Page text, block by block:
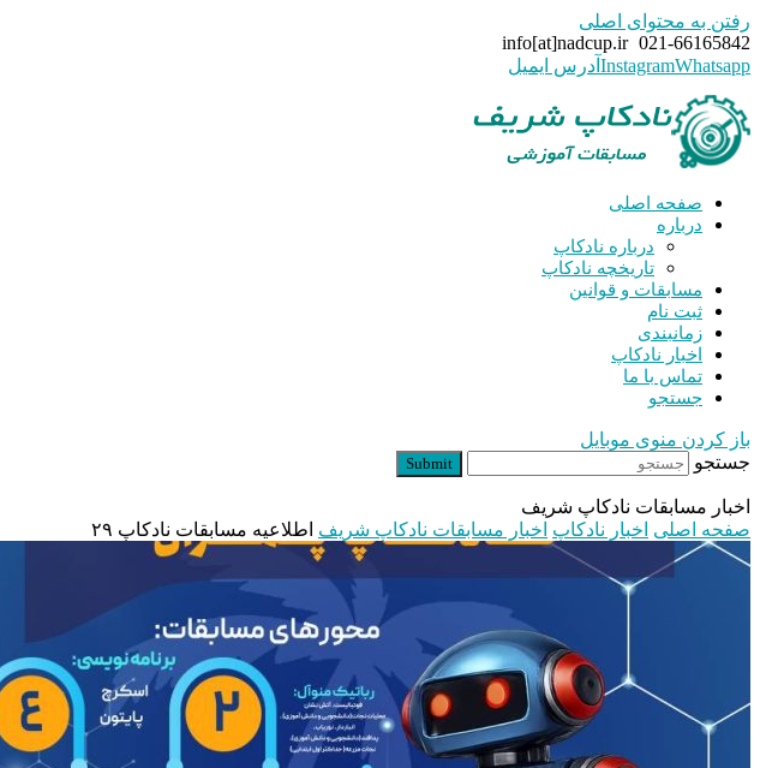
رفتن به محتوای اصلی
021-66165842
info[at]nadcup.ir
InstagramWhatsapp آدرس ایمیل
صفحه اصلی
درباره
درباره نادکاپ
تاریخچه نادکاپ
مسابقات و قوانین
ثبت نام
زمانبندی
اخبار نادکاپ
تماس با ما
جستجو
باز کردن منوی موبایل
جستجو
Submit
اخبار مسابقات نادکاپ شریف
صفحه اصلی اخبار نادکاپ اخبار مسابقات نادکاپ شریف اطلاعیه مسابقات نادکاپ ۲۹